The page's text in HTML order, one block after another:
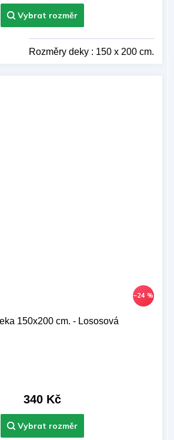
Rozměry deky : 150 x 200 cm.
–24 %
150x200 cm. - Lososová
340 Kč